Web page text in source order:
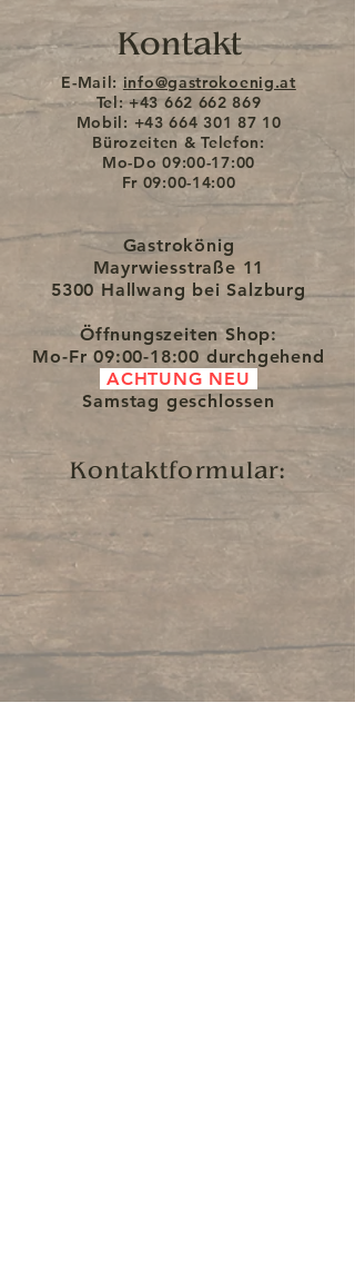
Die üblichen Orderman Standard-
Modelle sind alle kein Problem,
bei anderen Geräten meldet euch
gerne einfach bei uns.
Es handelt sich um eine
Sonderanfertigung und
die Lieferzeit beträgt ca. 1-2
Wochen.
Kontakt
E-Mail: info@gastrokoenig.at
Tel:+43 662 662 869
Mobil: +43 664 301 87 10
Bürozeiten & Telefon:
Mo-Do 09:00-17:00
Fr 09:00-14:00
Gastrokönig
Mayrwiesstraße 11
5300 Hallwang bei Salzburg
Öffnungszeiten Shop:
Mo-Fr 09:00-18:00 durchgehend
ACHTUNG NEU
Samstag geschlossen
Kontaktformular: